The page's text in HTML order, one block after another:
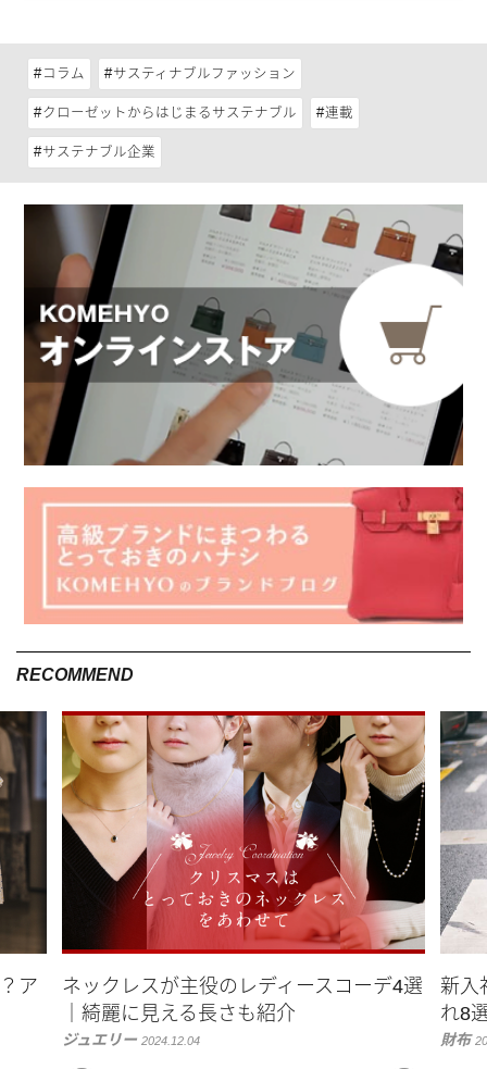
読者へのメッセージ
ブランドの始まりとサステナブルへの想い
エシカルコーディネーターのエバンズ亜莉沙さん（以下、エバ
ンズ）：肌に優しい天然素材で作ったランジェリーを提供するLi
v:raは、エシカルファッションであるというだけでなく、ポップ
でカラフルなデザインが印象的ですね。小森さんが草木染めの
ランジェリーブランドを立ち上げようと思った経緯を教えてく
ださい。
Liv:ra：本当に良いものを作りたいという想いから生
まれたブランド
Liv:ra代表 小森さん（以下、小森）：私は新卒の時に、大手SPA
型ファッションブランドのデザイナーとして就職し、その後に
独立しました。いずれも大量生産を前提としていました。
通販会社を経営している時、2011年に東日本大震災が起こりま
す。その時に自分がそれまであまり気にならなかった、「もの
がどうやって作られているのか」という背景がとても気になり
ました。
当時は、アパレルの会社側の人間でさえ生産過程を知るという
身が作るものは背景が見えて、自分が本当に良いと思えるもの
にしたいと思い、2013年に草木染めのランジェリーブランドを
開始しました。
KOMEHYO：良質なものを次につなげていくことを大
切にする
エバンズ：Liv:raは小森さんの、「本当に良いものを作りたい」
という想いから生まれたブランドなんですね。KOMEHYOはど
KÓMERU編集長 坊所（以下、坊所）：創業者の実家がお米屋で
コラム サスティナブルファッション
クローゼットからはじまるサステナブル 連載
サステナブル企業
RECOMMEND
ア
ネックレスが主役のレディースコーデ4選
｜綺麗に見える長さも紹介
ジュエリー 2024.12.04
新入
れ8
財布